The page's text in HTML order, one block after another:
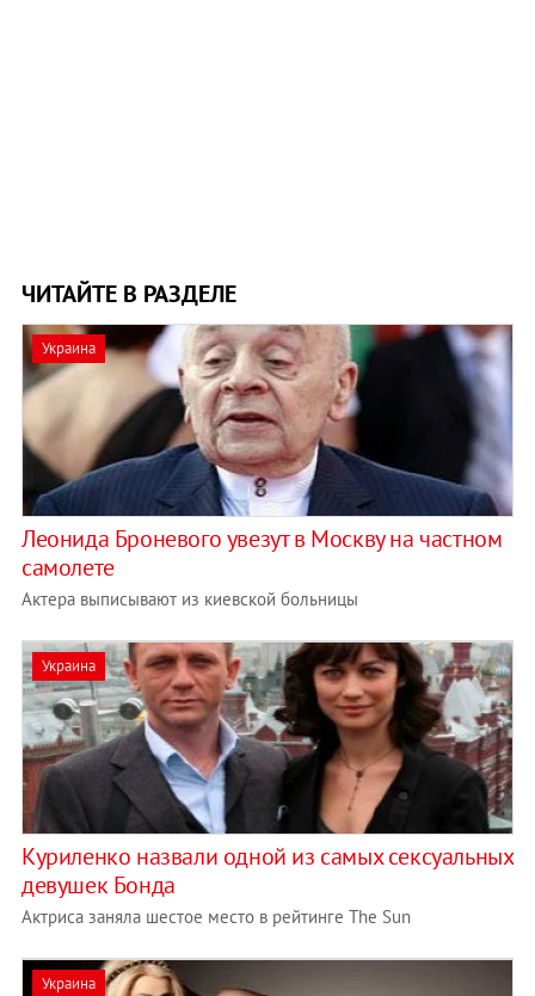
ЧИТАЙТЕ В РАЗДЕЛЕ
Украина
Леонида Броневого увезут в Москву на частном
самолете
Актера выписывают из киевской больницы
Украина
Куриленко назвали одной из самых сексуальных
девушек Бонда
Актриса заняла шестое место в рейтинге The Sun
Украина